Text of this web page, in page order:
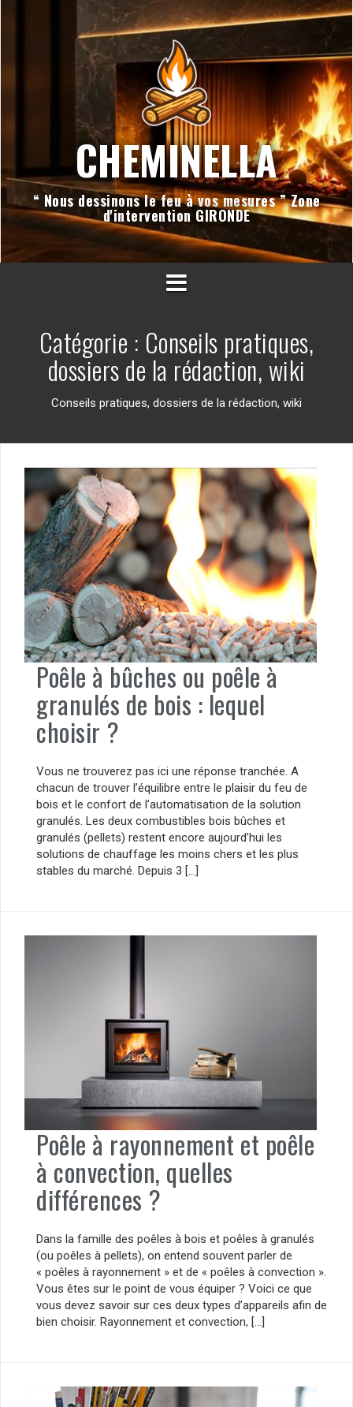
CHEMINELLA
“ Nous dessinons le feu à vos mesures ” Zone
d'intervention GIRONDE
Catégorie : Conseils pratiques,
dossiers de la rédaction, wiki
Conseils pratiques, dossiers de la rédaction, wiki
Poêle à bûches ou poêle à
granulés de bois : lequel
choisir ?
Vous ne trouverez pas ici une réponse tranchée. A
chacun de trouver l’équilibre entre le plaisir du feu de
bois et le confort de l’automatisation de la solution
granulés. Les deux combustibles bois bûches et
granulés (pellets) restent encore aujourd’hui les
solutions de chauffage les moins chers et les plus
stables du marché. Depuis 3 […]
Poêle à rayonnement et poêle
à convection, quelles
différences ?
Dans la famille des poêles à bois et poêles à granulés
(ou poêles à pellets), on entend souvent parler de
« poêles à rayonnement » et de « poêles à convection ».
Vous êtes sur le point de vous équiper ? Voici ce que
vous devez savoir sur ces deux types d’appareils afin de
bien choisir. Rayonnement et convection, […]